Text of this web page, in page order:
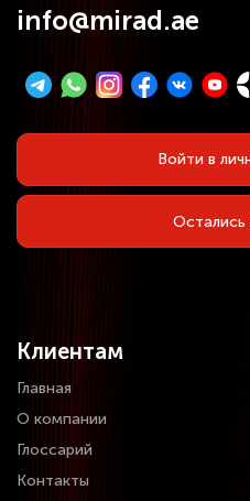
Клиентам
Главная
О компании
Глоссарий
Контакты
Войти в
Остались
info@mirad.ae